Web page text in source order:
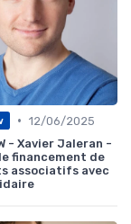
• 12/06/2025
- Xavier Jaleran -
financement de
associatifs avec